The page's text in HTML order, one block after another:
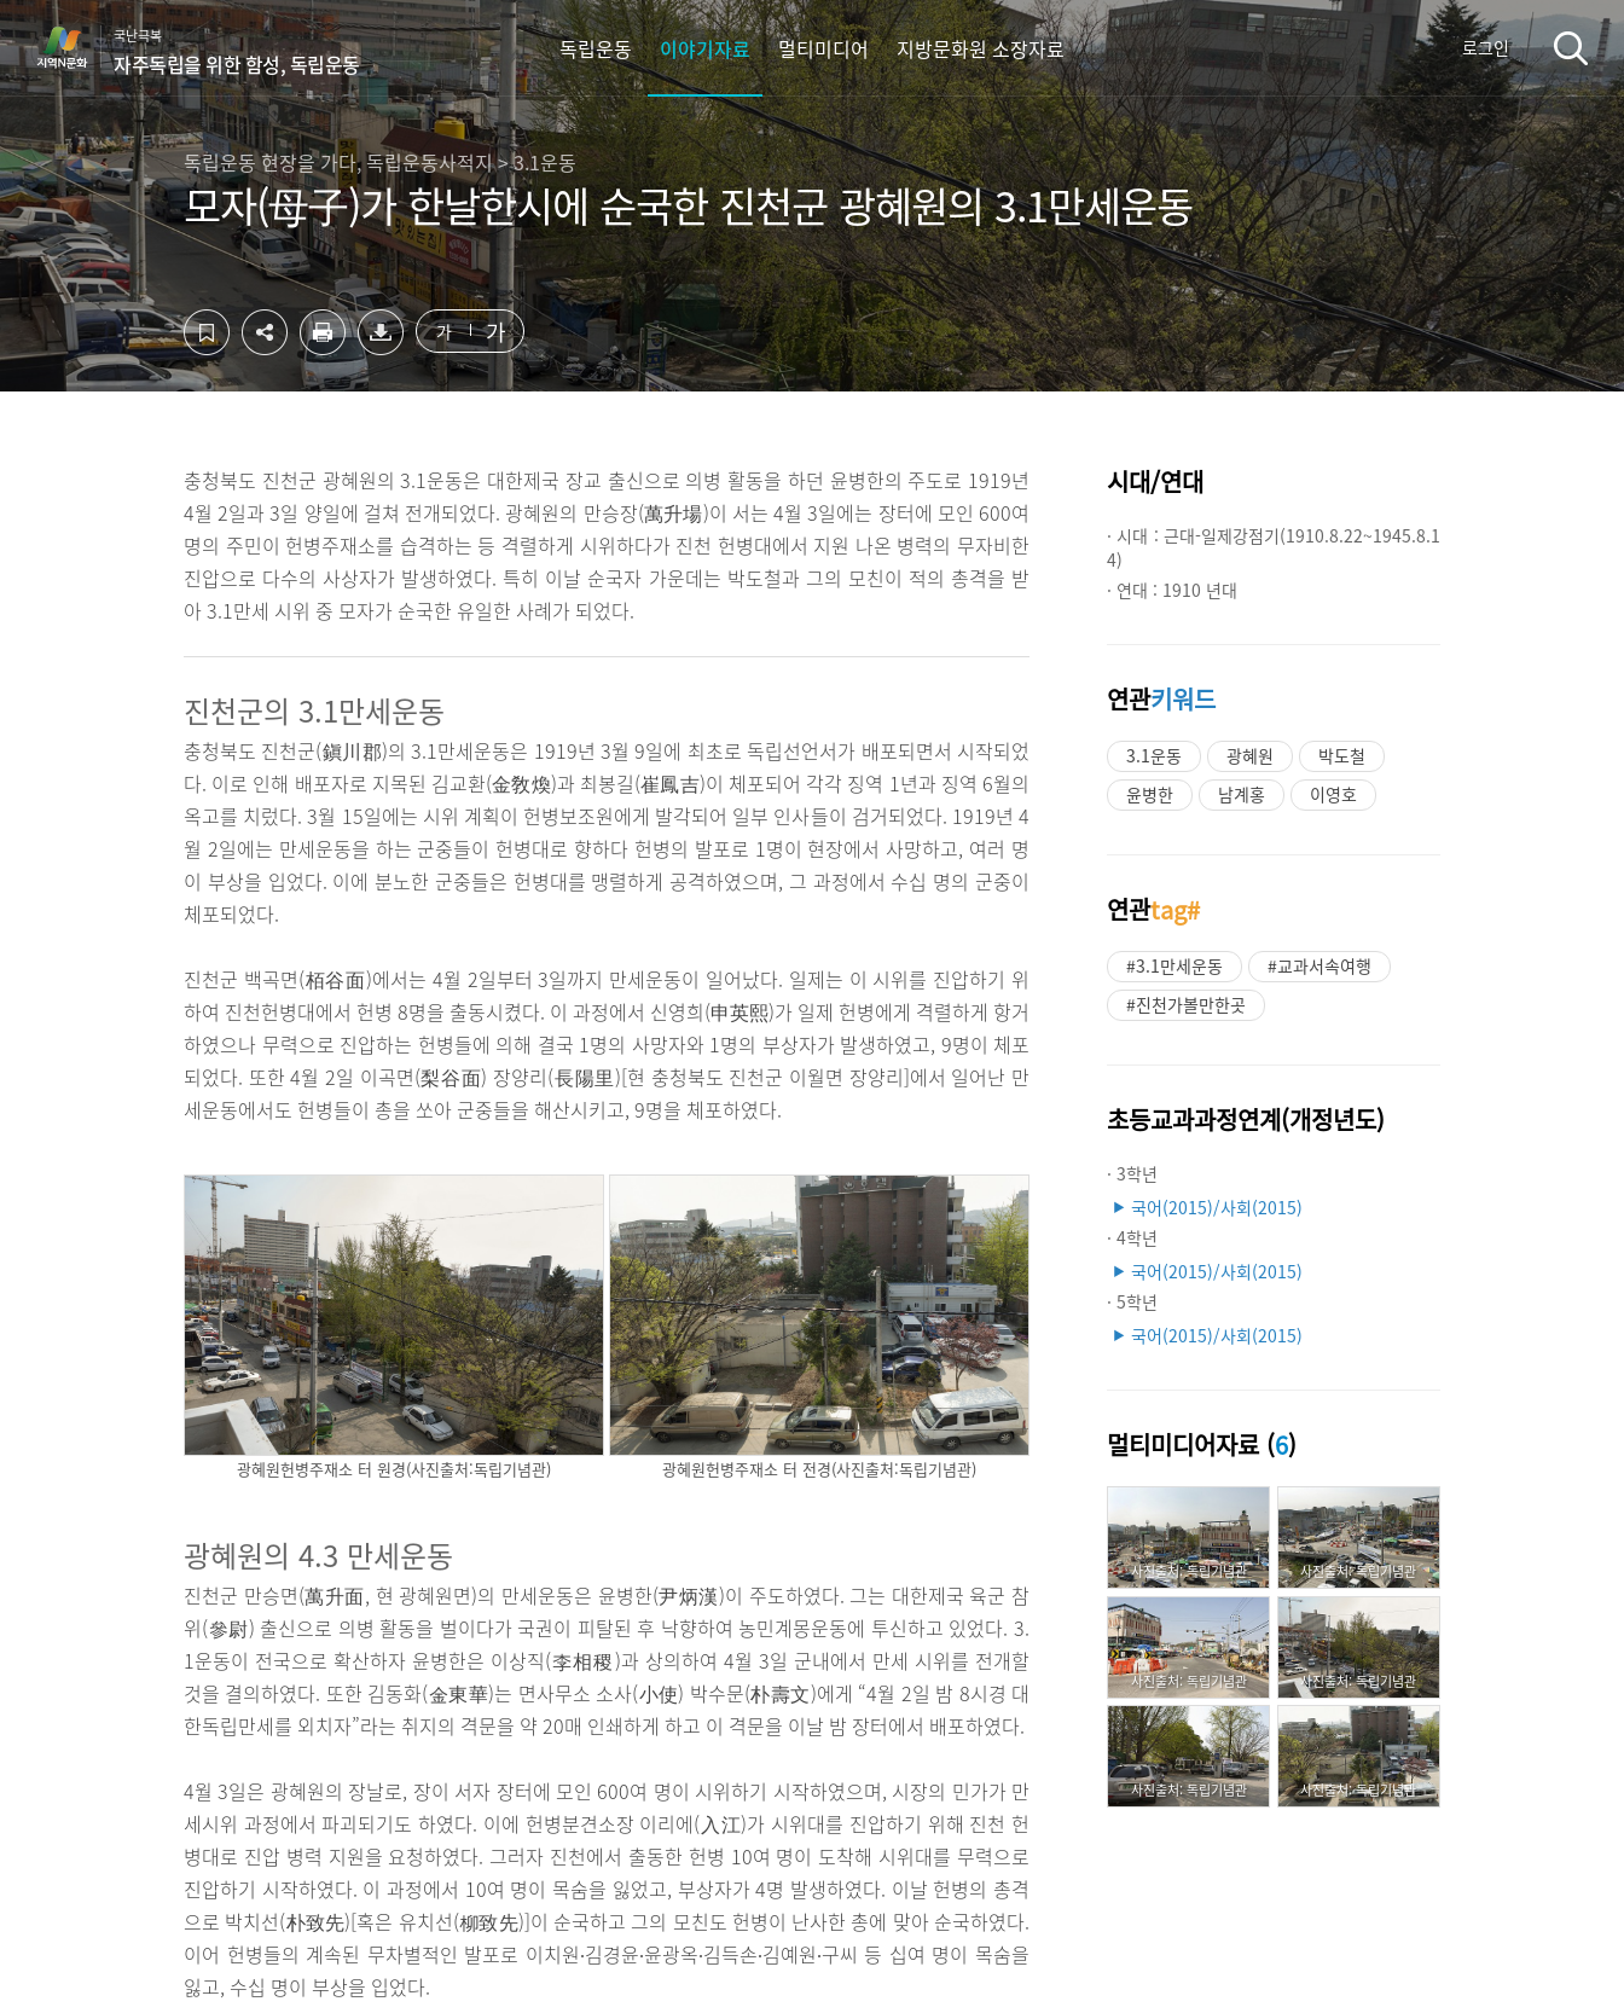
컨
텐
츠
영
역
바
로
가
기
하
단
영
역
바
로
가
기
국난극복
자주독립을 위한 함성, 독립운동
독립운동 이야기자료 멀티미디어 지방문화원 소장자료 로그인
독립운동 현장을 가다, 독립운동사적지 > 3.1운동
모자(母子)가 한날한시에 순국한 진천군 광혜원의 3.1만세운동
가 가
충청북도 진천군 광혜원의 3.1운동은 대한제국 장교 출신으로 의병 활동을 하던 윤병한의 주도로 1919년
4월 2일과 3일 양일에 걸쳐 전개되었다. 광혜원의 만승장(萬升場)이 서는 4월 3일에는 장터에 모인 600여
명의 주민이 헌병주재소를 습격하는 등 격렬하게 시위하다가 진천 헌병대에서 지원 나온 병력의 무자비한
진압으로 다수의 사상자가 발생하였다. 특히 이날 순국자 가운데는 박도철과 그의 모친이 적의 총격을 받
아 3.1만세 시위 중 모자가 순국한 유일한 사례가 되었다.
진천군의 3.1만세운동
충청북도 진천군(鎭川郡)의 3.1만세운동은 1919년 3월 9일에 최초로 독립선언서가 배포되면서 시작되었
다. 이로 인해 배포자로 지목된 김교환(金敎煥)과 최봉길(崔鳳吉)이 체포되어 각각 징역 1년과 징역 6월의
옥고를 치렀다. 3월 15일에는 시위 계획이 헌병보조원에게 발각되어 일부 인사들이 검거되었다. 1919년 4
월 2일에는 만세운동을 하는 군중들이 헌병대로 향하다 헌병의 발포로 1명이 현장에서 사망하고, 여러 명
이 부상을 입었다. 이에 분노한 군중들은 헌병대를 맹렬하게 공격하였으며, 그 과정에서 수십 명의 군중이
체포되었다.
진천군 백곡면(栢谷面)에서는 4월 2일부터 3일까지 만세운동이 일어났다. 일제는 이 시위를 진압하기 위
하여 진천헌병대에서 헌병 8명을 출동시켰다. 이 과정에서 신영희(申英熙)가 일제 헌병에게 격렬하게 항거
하였으나 무력으로 진압하는 헌병들에 의해 결국 1명의 사망자와 1명의 부상자가 발생하였고, 9명이 체포
되었다. 또한 4월 2일 이곡면(梨谷面) 장양리(長陽里)[현 충청북도 진천군 이월면 장양리]에서 일어난 만
세운동에서도 헌병들이 총을 쏘아 군중들을 해산시키고, 9명을 체포하였다.
광혜원헌병주재소 터 원경(사진출처:독립기념관) 광혜원헌병주재소 터 전경(사진출처:독립기념관)
광혜원의 4.3 만세운동
진천군 만승면(萬升面, 현 광혜원면)의 만세운동은 윤병한(尹炳漢)이 주도하였다. 그는 대한제국 육군 참
위(參尉) 출신으로 의병 활동을 벌이다가 국권이 피탈된 후 낙향하여 농민계몽운동에 투신하고 있었다. 3.
1운동이 전국으로 확산하자 윤병한은 이상직(李相稷)과 상의하여 4월 3일 군내에서 만세 시위를 전개할
것을 결의하였다. 또한 김동화(金東華)는 면사무소 소사(小使) 박수문(朴壽文)에게 “4월 2일 밤 8시경 대
한독립만세를 외치자”라는 취지의 격문을 약 20매 인쇄하게 하고 이 격문을 이날 밤 장터에서 배포하였다.
4월 3일은 광혜원의 장날로, 장이 서자 장터에 모인 600여 명이 시위하기 시작하였으며, 시장의 민가가 만
세시위 과정에서 파괴되기도 하였다. 이에 헌병분견소장 이리에(入江)가 시위대를 진압하기 위해 진천 헌
병대로 진압 병력 지원을 요청하였다. 그러자 진천에서 출동한 헌병 10여 명이 도착해 시위대를 무력으로
진압하기 시작하였다. 이 과정에서 10여 명이 목숨을 잃었고, 부상자가 4명 발생하였다. 이날 헌병의 총격
으로 박치선(朴致先)[혹은 유치선(柳致先)]이 순국하고 그의 모친도 헌병이 난사한 총에 맞아 순국하였다.
이어 헌병들의 계속된 무차별적인 발포로 이치원∙김경윤∙윤광옥∙김득손∙김예원∙구씨 등 십여 명이 목숨을
잃고, 수십 명이 부상을 입었다.
시대/연대
· 시대 : 근대-일제강점기(1910.8.22~1945.8.1
4)
· 연대 : 1910 년대
연관키워드
3.1운동 광혜원
박도철
윤병한
남계홍 이영호
연관tag#
#3.1만세운동
#교과서속여행
#진천가볼만한곳
초등교과과정연계(개정년도)
· 3학년
▶ 국어(2015)/사회(2015)
· 4학년
▶ 국어(2015)/사회(2015)
· 5학년
▶ 국어(2015)/사회(2015)
멀티미디어자료 (6)
사진출처: 독립기념관 사진출처: 독립기념관
사진출처: 독립기념관 사진출처: 독립기념관
사진출처: 독립기념관 사진출처: 독립기념관